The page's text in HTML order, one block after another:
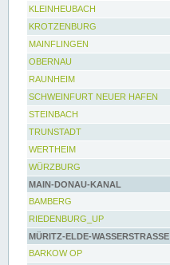
KLEINHEUBACH
KROTZENBURG
MAINFLINGEN
OBERNAU
RAUNHEIM
SCHWEINFURT NEUER HAFEN
STEINBACH
TRUNSTADT
WERTHEIM
WÜRZBURG
MAIN-DONAU-KANAL
BAMBERG
RIEDENBURG_UP
MÜRITZ-ELDE-WASSERSTRASSE
BARKOW OP